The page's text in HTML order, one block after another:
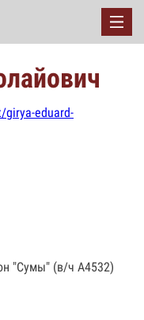
eduard-
"Сумы" (в/ч А4532)